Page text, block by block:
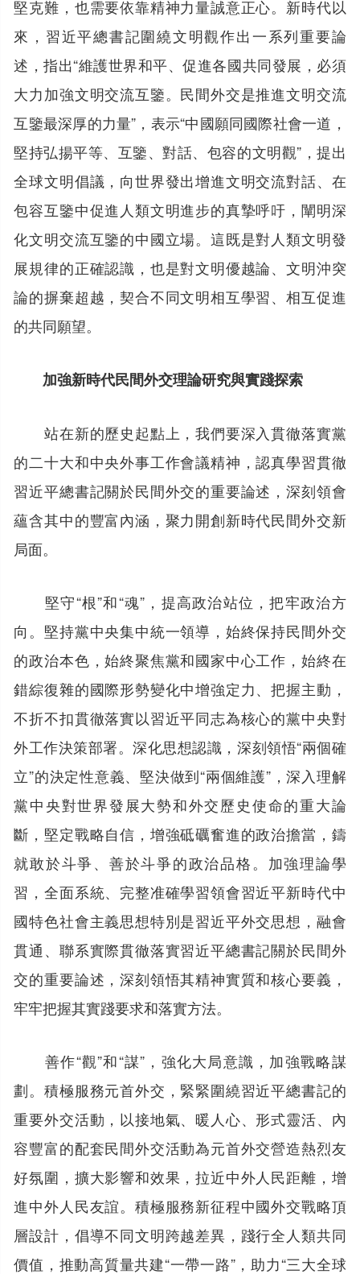
堅克難，也需要依靠精神力量誠意正心。新時代以
來，習近平總書記圍繞文明觀作出一系列重要論
述，指出“維護世界和平、促進各國共同發展，必須
大力加強文明交流互鑒。民間外交是推進文明交流
互鑒最深厚的力量”，表示“中國願同國際社會一道，
堅持弘揚平等、互鑒、對話、包容的文明觀”，提出
全球文明倡議，向世界發出增進文明交流對話、在
包容互鑒中促進人類文明進步的真摯呼吁，闡明深
化文明交流互鑒的中國立場。這既是對人類文明發
展規律的正確認識，也是對文明優越論、文明沖突
論的摒棄超越，契合不同文明相互學習、相互促進
的共同願望。
加強新時代民間外交理論研究與實踐探索
站在新的歷史起點上，我們要深入貫徹落實黨
的二十大和中央外事工作會議精神，認真學習貫徹
習近平總書記關於民間外交的重要論述，深刻領會
蘊含其中的豐富內涵，聚力開創新時代民間外交新
局面。
堅守“根”和“魂”，提高政治站位，把牢政治方
向。堅持黨中央集中統一領導，始終保持民間外交
的政治本色，始終聚焦黨和國家中心工作，始終在
錯綜復雜的國際形勢變化中增強定力、把握主動，
不折不扣貫徹落實以習近平同志為核心的黨中央對
外工作決策部署。深化思想認識，深刻領悟“兩個確
立”的決定性意義、堅決做到“兩個維護”，深入理解
黨中央對世界發展大勢和外交歷史使命的重大論
斷，堅定戰略自信，增強砥礪奮進的政治擔當，鑄
就敢於斗爭、善於斗爭的政治品格。加強理論學
習，全面系統、完整准確學習領會習近平新時代中
國特色社會主義思想特別是習近平外交思想，融會
貫通、聯系實際貫徹落實習近平總書記關於民間外
交的重要論述，深刻領悟其精神實質和核心要義，
牢牢把握其實踐要求和落實方法。
善作“觀”和“謀”，強化大局意識，加強戰略謀
劃。積極服務元首外交，緊緊圍繞習近平總書記的
重要外交活動，以接地氣、暖人心、形式靈活、內
容豐富的配套民間外交活動為元首外交營造熱烈友
好氛圍，擴大影響和效果，拉近中外人民距離，增
進中外人民友誼。積極服務新征程中國外交戰略頂
層設計，倡導不同文明跨越差異，踐行全人類共同
價值，推動高質量共建“一帶一路”，助力“三大全球